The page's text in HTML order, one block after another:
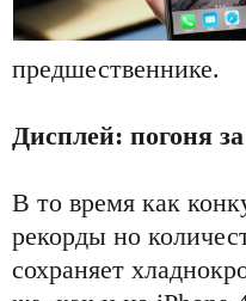
предшественнике.
Дисплей: погоня
В то время как
рекорды но
сохраняет